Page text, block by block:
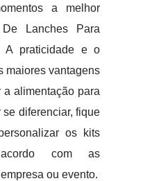
a melhor
Lanches Para
A praticidade e o
maiores vantagens
alimentação para
diferenciar, fique
os kits
com as
ou evento.